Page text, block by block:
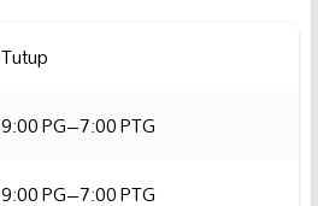
Tutup
9:00 PG–7:00 PTG
9:00 PG–7:00 PTG